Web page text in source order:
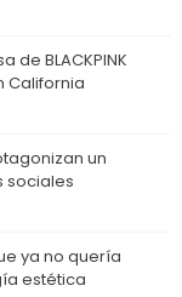
de BLACKPINK
California
un
sociales
ya no quería
estética